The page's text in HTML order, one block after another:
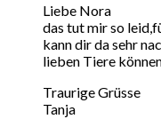
Liebe Nora
das tut mir so
kann dir da sehr
lieben Tiere
Traurige Grüsse
Tanja